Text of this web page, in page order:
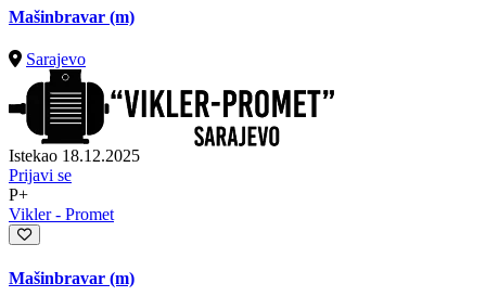
Mašinbravar (m)
Sarajevo
Istekao 18.12.2025
Prijavi se
P+
Vikler - Promet
Mašinbravar (m)